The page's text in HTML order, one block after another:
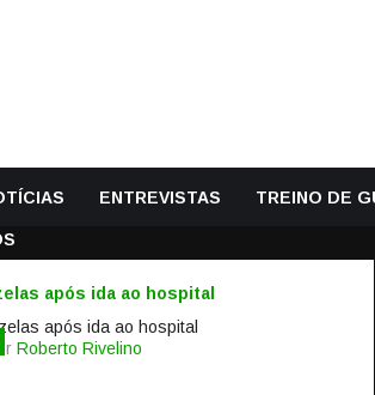
ENTREVISTAS TREINO DE
após ida ao hospital
Roberto Rivelino